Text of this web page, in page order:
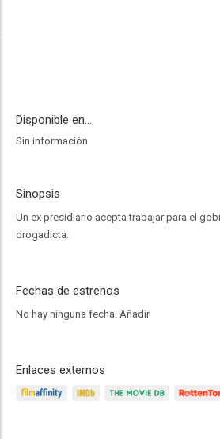
Disponible en...
Sin información
Sinopsis
Un ex presidiario acepta trabajar para el
drogadicta.
Fechas de estrenos
No hay ninguna fecha. Añadir
Enlaces externos